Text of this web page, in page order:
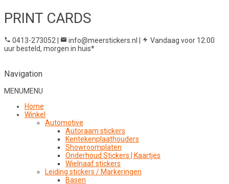
PRINT CARDS
0413-273052 | info@meerstickers.nl |
Vandaag voor 12.00
uur besteld, morgen in huis*
Navigation
MENUMENU
Home
Winkel
Automotive
Autoraam stickers
Kentekenplaathouders
Showroomplaten
Onderhoud Stickers | Kaartjes
Wielnaaf stickers
Leiding stickers / Markeringen
Basen